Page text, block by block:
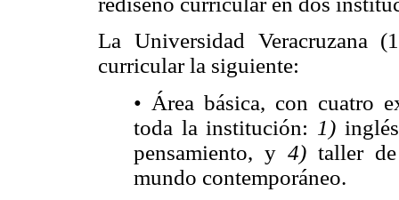
La Universidad Veracruzana
curricular la siguiente:
• Área básica, con cuatro
toda la institución: 1)
pensamiento, y 4) taller
mundo contemporáneo.